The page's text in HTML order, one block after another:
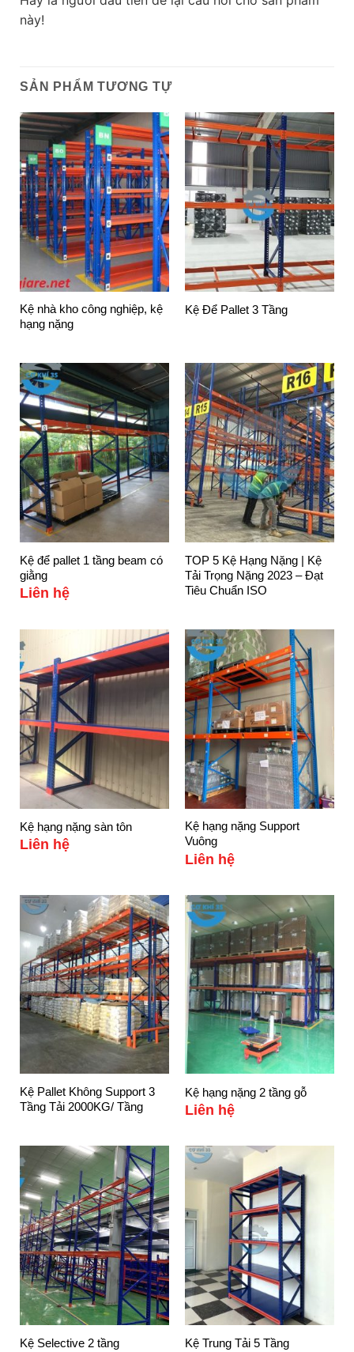
này!
SẢN PHẨM TƯƠNG TỰ
Kệ nhà kho công nghiệp, kệ
hạng nặng
Kệ Để Pallet 3 Tầng
Kệ để pallet 1 tầng beam có
giằng
Liên hệ
TOP 5 Kệ Hạng Nặng | Kệ
Tải Trọng Nặng 2023 – Đạt
Tiêu Chuẩn ISO
Kệ hạng nặng sàn tôn
Liên hệ
Kệ hạng nặng Support
Vuông
Liên hệ
Kệ Pallet Không Support 3
Tầng Tải 2000KG/ Tầng
Kệ hạng nặng 2 tầng gỗ
Liên hệ
Kệ Selective 2 tầng Kệ Trung Tải 5 Tầng